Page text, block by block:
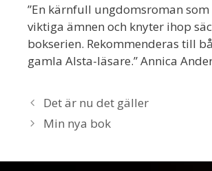
”En kärnfull ungdomsroman
viktiga ämnen och knyter ihop
bokserien. Rekommenderas till
gamla Alsta-läsare.” Annica
Det är nu det gäller
Min nya bok